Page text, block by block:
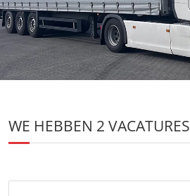
WE HEBBEN 2 VACATURES